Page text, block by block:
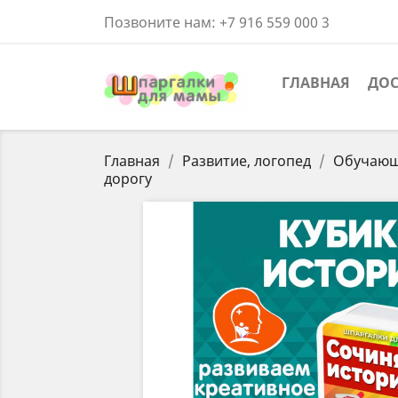
Позвоните нам: +7 916 559 000 3
ГЛАВНАЯ
Главная Развитие, логопед
дорогу